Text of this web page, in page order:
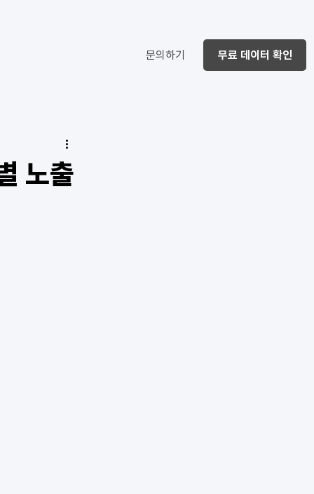
문의하기 무료 데이터 확인
노출